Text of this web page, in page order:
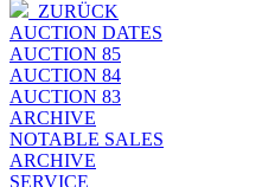
ZURÜCK
AUCTION DATES
AUCTION 85
AUCTION 84
AUCTION 83
ARCHIVE
NOTABLE SALES
ARCHIVE
SERVICE